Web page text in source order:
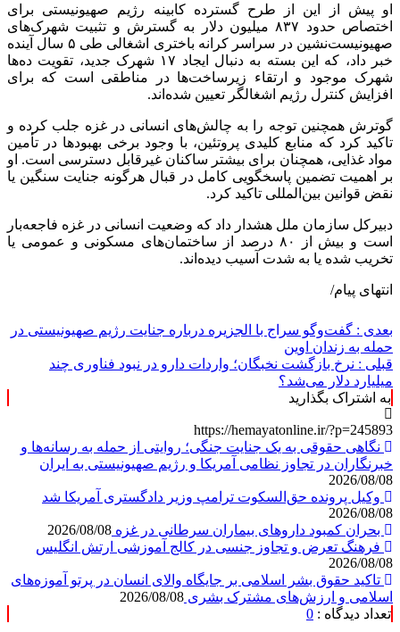
او پیش از این از طرح گسترده کابینه رژیم صهیونیستی برای
اختصاص حدود ۸۳۷ میلیون دلار به گسترش و تثبیت شهرک‌های
صهیونیست‌نشین در سراسر کرانه باختری اشغالی طی ۵ سال آینده
خبر داد، که این بسته به دنبال ایجاد ۱۷ شهرک جدید، تقویت ده‌ها
شهرک موجود و ارتقاء زیرساخت‌ها در مناطقی است که برای
افزایش کنترل رژیم اشغالگر تعیین شده‌اند.
گوترش همچنین توجه را به چالش‌های انسانی در غزه جلب کرده و
تاکید کرد که منابع کلیدی پروتئین، با وجود برخی بهبود‌ها در تأمین
مواد غذایی، همچنان برای بیشتر ساکنان غیرقابل دسترسی است. او
بر اهمیت تضمین پاسخگویی کامل در قبال هرگونه جنایت سنگین یا
نقض قوانین بین‌المللی تاکید کرد.
دبیرکل سازمان ملل هشدار داد که وضعیت انسانی در غزه فاجعه‌بار
است و بیش از ۸۰ درصد از ساختمان‌های مسکونی و عمومی یا
تخریب شده یا به شدت آسیب دیده‌اند.
انتهای پیام/
بعدی : گفت‌وگو سراج با الجزیره درباره جنایت رژیم صهیونیستی در
حمله به زندان اوین
قبلی : نرخ بازگشت نخبگان؛ واردات دارو در نبود فناوری چند
میلیارد دلار می‌شد؟
به اشتراک بگذارید
https://hemayatonline.ir/?p=245893
نگاهی حقوقی به یک جنایت جنگی؛ روایتی از حمله به رسانه‌ها و
خبرنگاران در تجاوز نظامی آمریکا و رژیم صهیونیستی به ایران
2026/08/08
وکیل پرونده حق‌السکوت ترامپ وزیر دادگستری آمریکا شد
2026/08/08
بحران کمبود دارو‌های بیماران سرطانی در غزه 2026/08/08
فرهنگ تعرض و تجاوز جنسی در کالج آموزشی ارتش انگلیس
2026/08/08
تاکید حقوق بشر اسلامی بر جایگاه والای انسان در پرتو آموزه‌های
اسلامی و ارزش‌های مشترک بشری 2026/08/08
تعداد دیدگاه : 0